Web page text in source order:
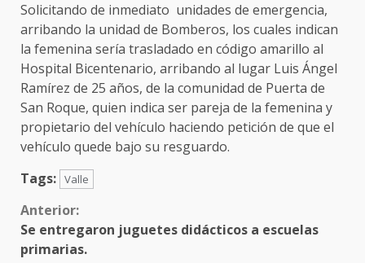
Solicitando de inmediato unidades de emergencia,
arribando la unidad de Bomberos, los cuales indican
la femenina sería trasladado en código amarillo al
Hospital Bicentenario, arribando al lugar Luis Ángel
Ramírez de 25 años, de la comunidad de Puerta de
San Roque, quien indica ser pareja de la femenina y
propietario del vehículo haciendo petición de que el
vehículo quede bajo su resguardo.
Tags: Valle
Sigue
leyendo
Anterior:
Se entregaron juguetes didácticos a escuelas
primarias.